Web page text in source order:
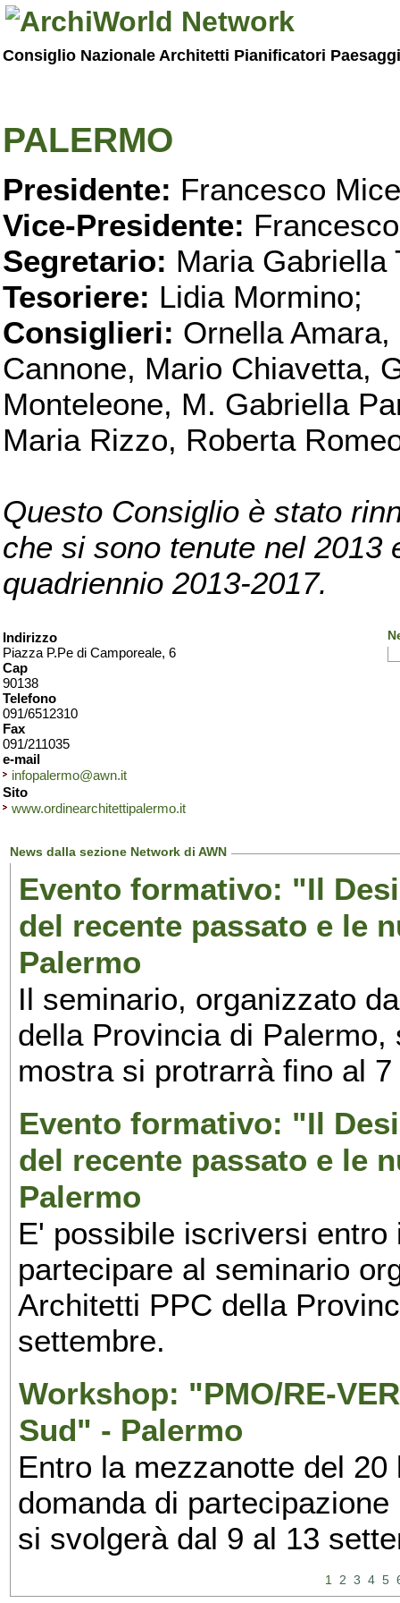
Consiglio Nazionale Architetti Pianificatori
PALERMO
Presidente: Francesco
Vice-Presidente:
Segretario: Maria Gabriella
Tesoriere: Lidia Mormino;
Consiglieri: Ornella
Cannone, Mario Chiavetta,
Monteleone, M. Gabriella
Maria Rizzo, Roberta
Questo Consiglio è stato
che si sono tenute nel 2013
quadriennio 2013-2017.
Indirizzo
Piazza P.Pe di Camporeale, 6
Cap
90138
Telefono
091/6512310
Fax
091/211035
e-mail
infopalermo@awn.it
Sito
www.ordinearchitettipalermo.it
News dalla sezione Network di AWN
Evento formativo: "Il
del recente passato e le
Palermo
Il seminario, organizzato
della Provincia di
mostra si protrarrà fino al
Evento formativo: "Il
del recente passato e le
Palermo
E' possibile iscriversi
partecipare al seminario
Architetti PPC della
settembre.
Workshop: "PMO/RE-
Sud" - Palermo
Entro la mezzanotte del
domanda di
si svolgerà dal 9 al 13
1 2 3 4 5